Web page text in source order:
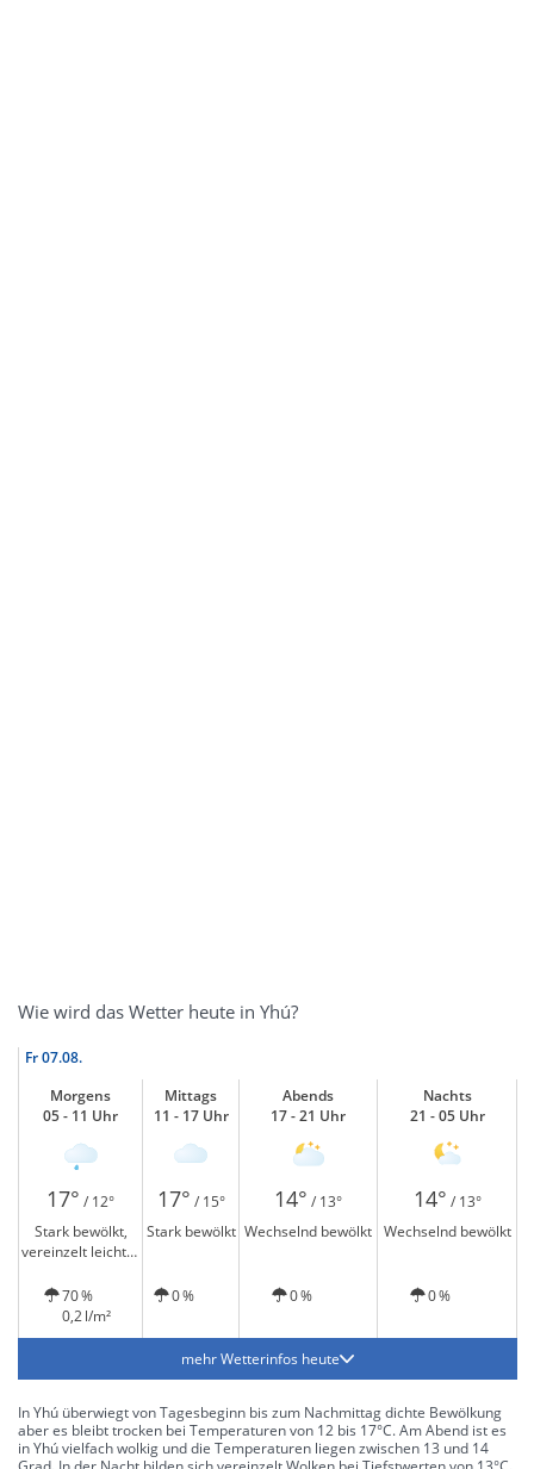
Wie wird das Wetter heute in Yhú?
Fr07.08.
Morgens
05 - 11 Uhr
Mittags
11 - 17 Uhr
Abends
17 - 21 Uhr
Nachts
21 - 05 Uhr
17° / 12° 17° / 15° 14° / 13° 14° / 13°
Stark bewölkt,
vereinzelt leichter
Stark bewölkt Wechselnd bewölkt Wechselnd bewölkt
70 %
0,2 l/m²
0 % 0 % 0 %
mehr Wetterinfos heute
In Yhú überwiegt von Tagesbeginn bis zum Nachmittag dichte Bewölkung
aber es bleibt trocken bei Temperaturen von 12 bis 17°C. Am Abend ist es
in Yhú vielfach wolkig und die Temperaturen liegen zwischen 13 und 14